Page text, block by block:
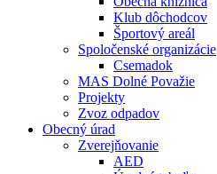
Klub dôchodcov
Športový areál
Spoločenské organizácie
Csemadok
MAS Dolné Považie
Projekty
Zvoz odpadov
Obecný úrad
Zverejňovanie
AED